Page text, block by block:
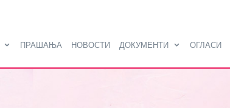
ПРАШАЊА НОВОСТИ ДОКУМЕНТИ ОГЛАСИ